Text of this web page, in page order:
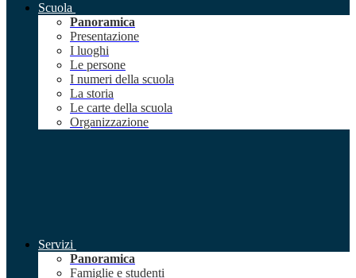
Scuola
Panoramica
Presentazione
I luoghi
Le persone
I numeri della scuola
La storia
Le carte della scuola
Organizzazione
Servizi
Panoramica
Famiglie e studenti